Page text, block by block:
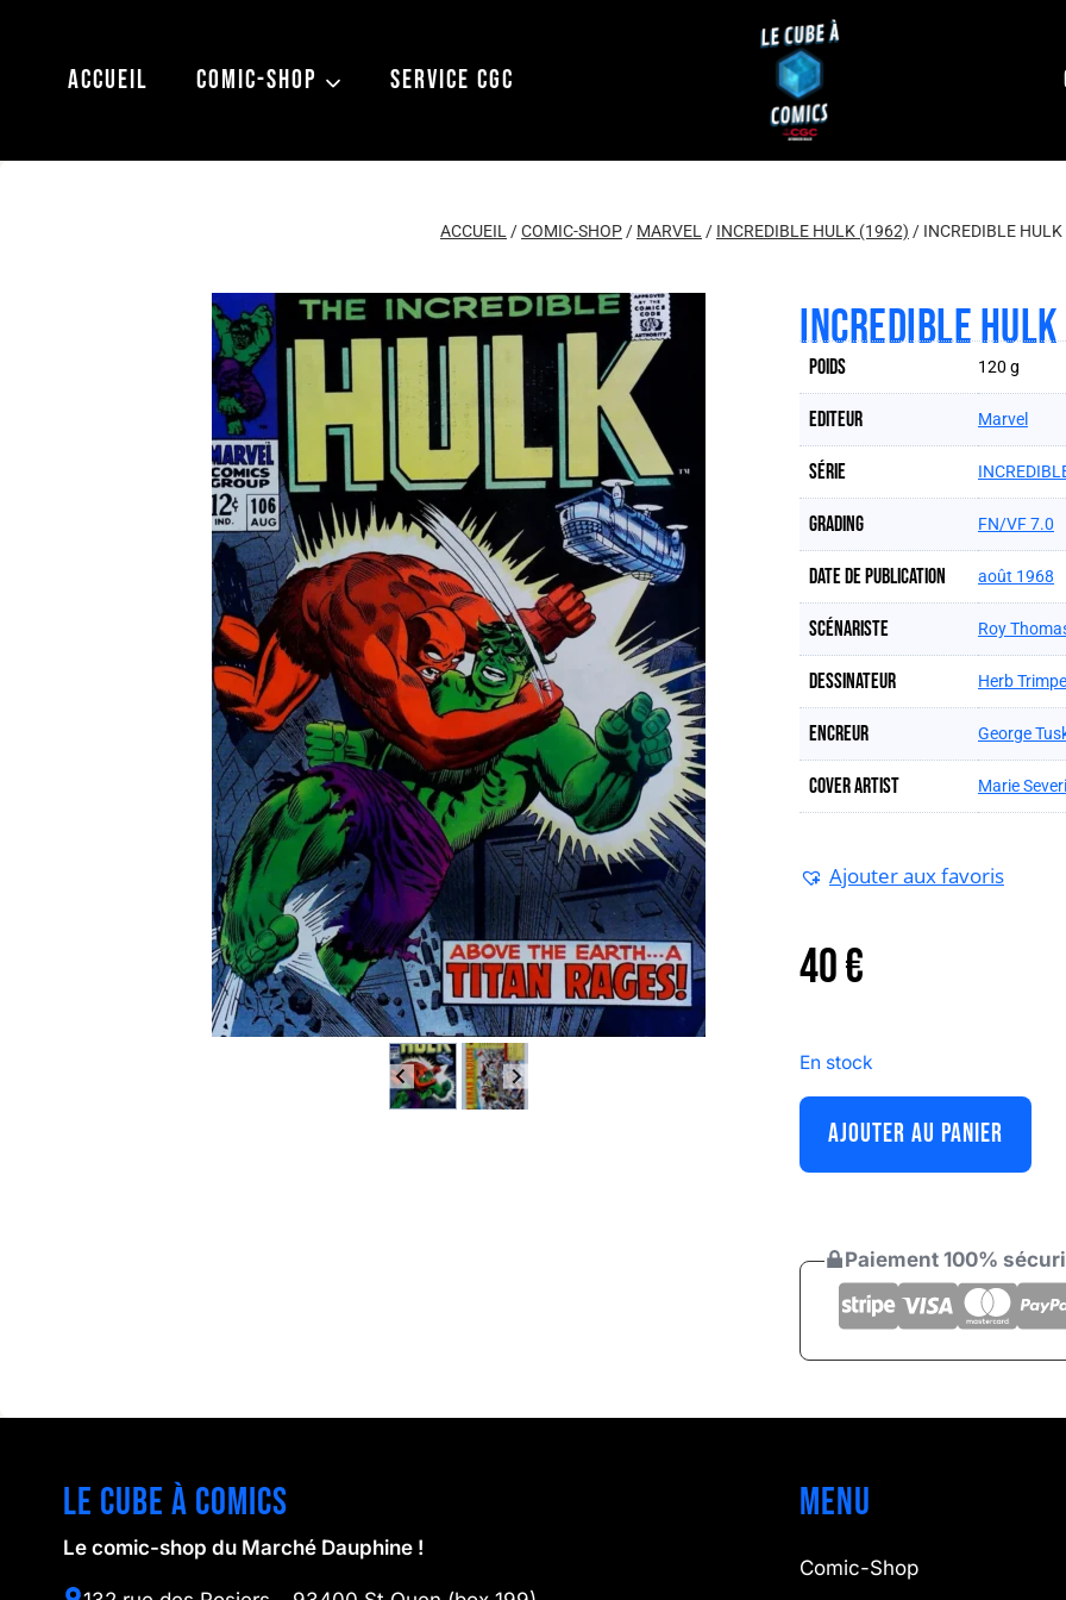
contenuACCUEIL COMIC-SHOP SERVICE CGC
ACCUEIL/COMIC-SHOP/ MARVEL/ INCREDIBLE HULK (1962) / INCREDIBLE
INCREDIBLE
Poids 120 g
Editeur Marvel
Série
Grading FN/VF 7.0
Date de publication août 1968
Scénariste Roy
Dessinateur Herb Trimpe
Encreur George
Cover artist Marie
Ajouter aux favoris
40€
En stock
AJOUTER AU PANIER
Paiement 100%
Le cube à comics
Le comic-shop du Marché Dauphine !
Menu
Comic-Shop